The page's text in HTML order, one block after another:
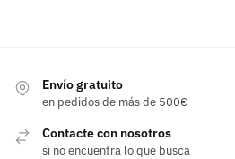
Envío gratuito
en pedidos de más de 500€
Contacte con nosotros
si no encuentra lo que busca